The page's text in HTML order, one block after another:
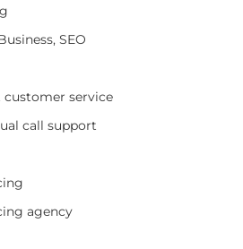
SEO
customer service
call support
agency